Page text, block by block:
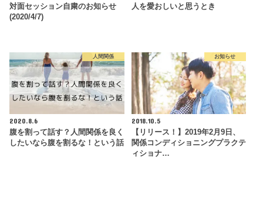
対面セッション自粛のお知らせ
(2020/4/7)
人を愛おしいと思うとき
人間関係
2020.8.6
腹を割って話す？人間関係を良く
したいなら腹を割るな！という話
お知らせ
2018.10.5
【リリース！】2019年2月9日、
関係コンディショニングプラクテ
ィショナ…